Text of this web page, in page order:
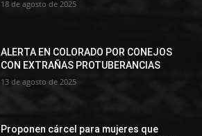
18 de agosto de 2025
ALERTA EN COLORADO POR CONEJOS
CON EXTRAÑAS PROTUBERANCIAS
13 de agosto de 2025
Proponen cárcel para mujeres que